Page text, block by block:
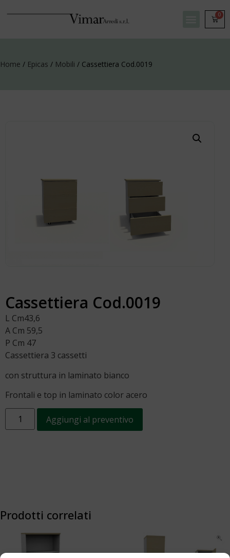
0
Home / Epicas / Mobili / Cassettiera Cod.0019
Cassettiera Cod.0019
L Cm43,6
A Cm 59,5
P Cm 47
Cassettiera 3 cassetti
con struttura in laminato bianco
Frontali e top in laminato color acero
Aggiungi al preventivo
Prodotti correlati